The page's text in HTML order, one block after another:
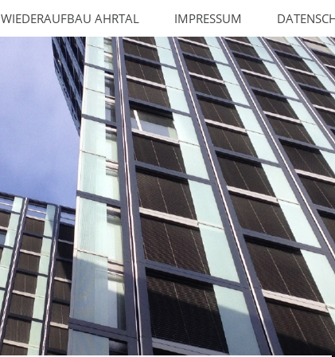
WIEDERAUFBAU AHRTAL IMPRESSUM